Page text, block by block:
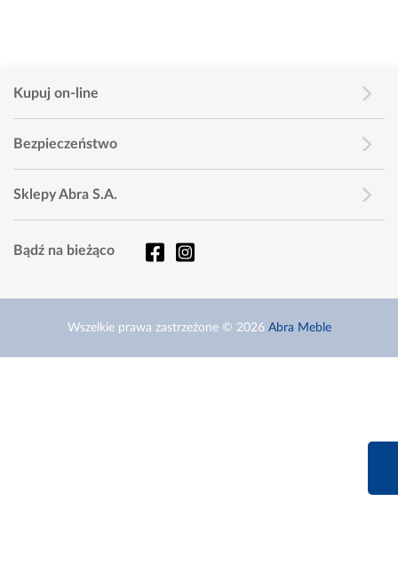
Kupuj on-line
Bezpieczeństwo
Sklepy Abra S.A.
Bądź na bieżąco
Wszelkie prawa zastrzeżone © 2026 Abra Meble